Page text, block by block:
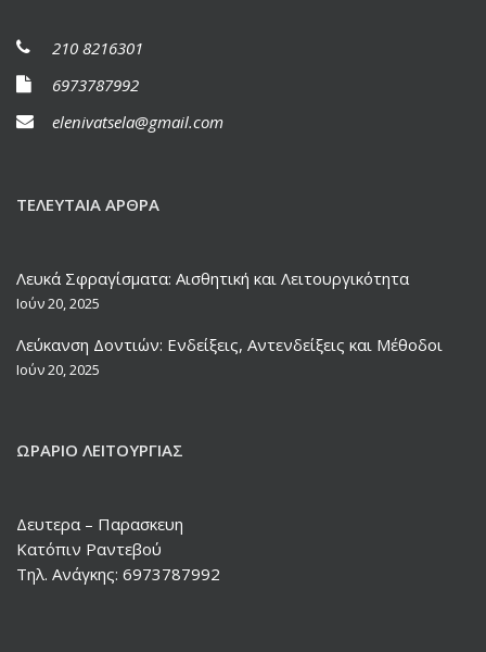
210 8216301
6973787992
elenivatsela@gmail.com
ΤΕΛΕΥΤΑΊΑ ΆΡΘΡΑ
Λευκά Σφραγίσματα: Αισθητική και Λειτουργικότητα
Ιούν 20, 2025
Λεύκανση Δοντιών: Ενδείξεις, Αντενδείξεις και Μέθοδοι
Ιούν 20, 2025
ΩΡΆΡΙΟ ΛΕΙΤΟΥΡΓΊΑΣ
Δευτερα – Παρασκευη
Κατόπιν Ραντεβού
Τηλ. Ανάγκης: 6973787992